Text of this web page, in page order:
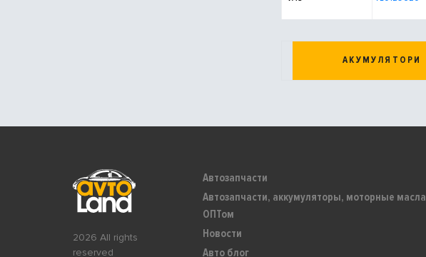
АКУМУЛЯТОРИ
2026 All rights
reserved
Автозапчасти
Автозапчасти, аккумуляторы, моторные масла
ОПТом
Новости
Авто блог